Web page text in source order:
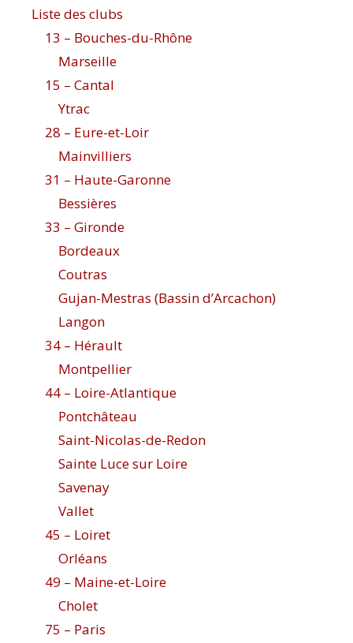
Liste des clubs
13 – Bouches-du-Rhône
Marseille
15 – Cantal
Ytrac
28 – Eure-et-Loir
Mainvilliers
31 – Haute-Garonne
Bessières
33 – Gironde
Bordeaux
Coutras
Gujan-Mestras (Bassin d’Arcachon)
Langon
34 – Hérault
Montpellier
44 – Loire-Atlantique
Pontchâteau
Saint-Nicolas-de-Redon
Sainte Luce sur Loire
Savenay
Vallet
45 – Loiret
Orléans
49 – Maine-et-Loire
Cholet
75 – Paris